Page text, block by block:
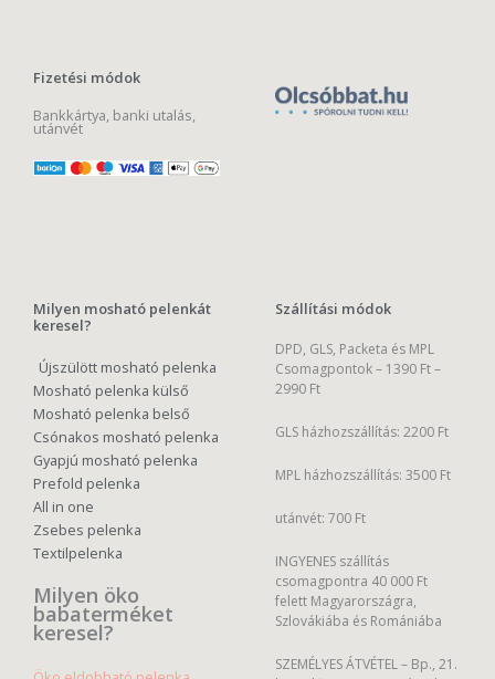
Fizetési módok
Bankkártya, banki utalás,
utánvét
Milyen mosható pelenkát
keresel?
Újszülött mosható pelenka
Mosható pelenka külső
Mosható pelenka belső
Csónakos mosható pelenka
Gyapjú mosható pelenka
Prefold pelenka
All in one
Zsebes pelenka
Textilpelenka
Milyen öko
babaterméket
keresel?
Szállítási módok
DPD, GLS, Packeta és MPL
Csomagpontok – 1390 Ft –
2990 Ft
GLS házhozszállítás: 2200 Ft
MPL házhozszállítás: 3500 Ft
utánvét: 700 Ft
INGYENES szállítás
csomagpontra 40 000 Ft
felett Magyarországra,
Szlovákiába és Romániába
SZEMÉLYES ÁTVÉTEL – Bp., 21.